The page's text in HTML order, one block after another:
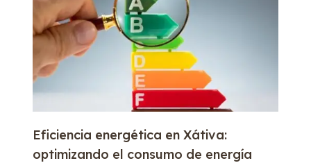
Eficiencia energética en Xátiva:
optimizando el consumo de energía